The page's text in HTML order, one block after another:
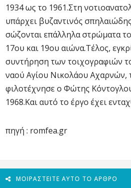
1934 ως το 1961.Στη
υπάρχει βυζαντινός
σώζονται επάλληλα στρώματα
17ου και 19ου αιώνα.Τέλος,
συντήρηση των τοιχογραφιών
ναού Αγίου Νικολάου Αχαρνών,
φιλοτέχνησε ο Φώτης
1968.Και αυτό το έργο έχει
πηγή : romfea.gr
ΜΟΙΡΑΣΤΕΊΤΕ ΑΥΤΌ ΤΟ ΆΡΘΡΟ